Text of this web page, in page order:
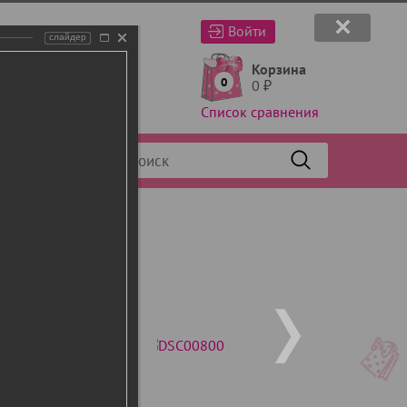
Войти
0
Корзина
0 ₽
Список сравнения
слайдер